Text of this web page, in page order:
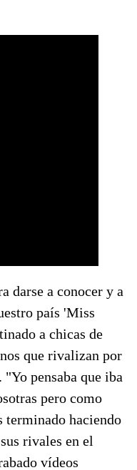
darse a conocer y a
país 'Miss
a chicas de
que rivalizan por
pensaba que iba
pero como
terminado haciendo
rivales en el
vídeos